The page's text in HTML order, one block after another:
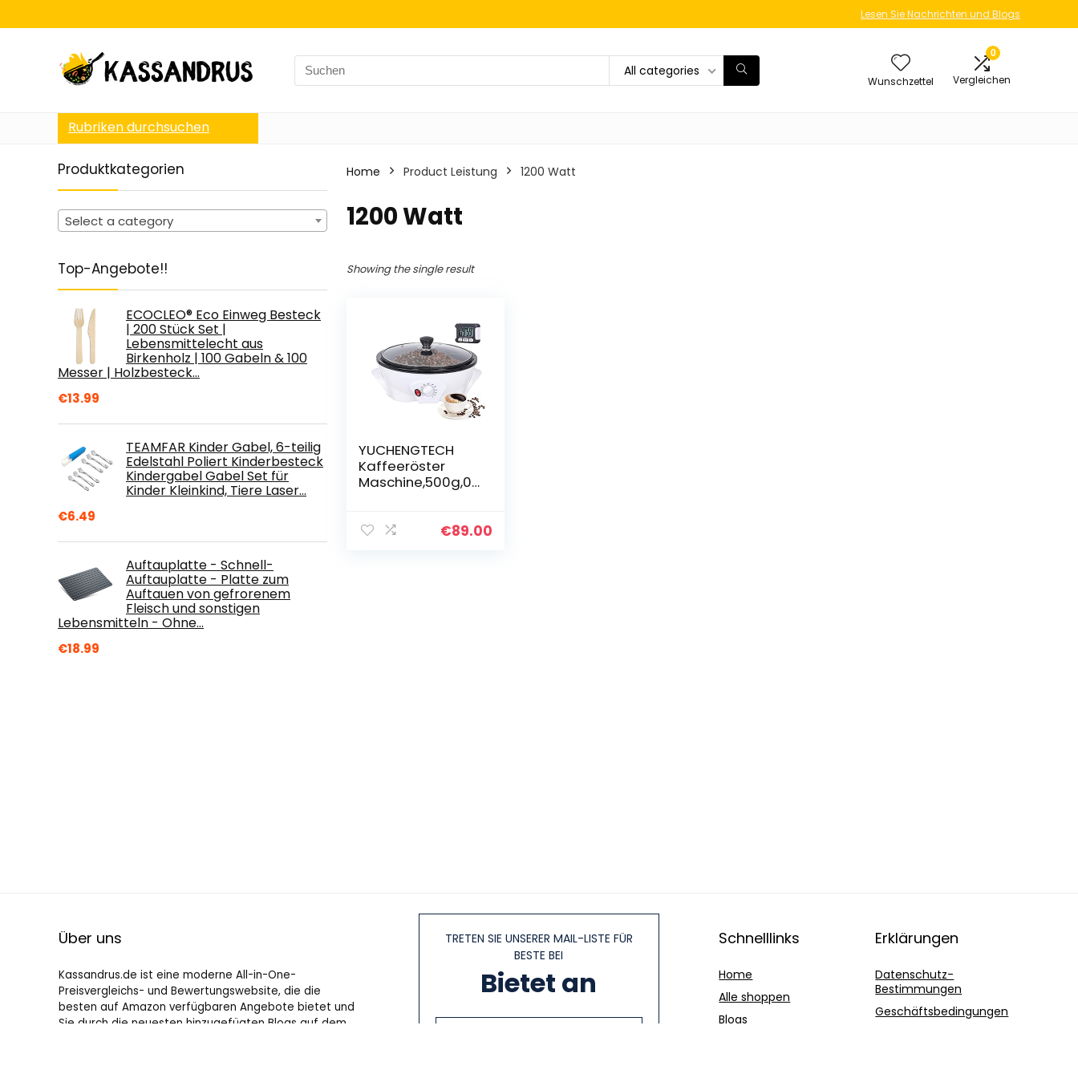
Lesen Sie Nachrichten und Blogs
Search
for:
All categories
Wunschzettel
0
Vergleichen
Rubriken durchsuchen
Produktkategorien
Select a category
Top-Angebote!!
ECOCLEO® Eco Einweg Besteck
| 200 Stück Set |
Lebensmittelecht aus
Birkenholz | 100 Gabeln & 100
Messer | Holzbesteck…
€13.99
TEAMFAR Kinder Gabel, 6-teilig
Edelstahl Poliert Kinderbesteck
Kindergabel Gabel Set für
Kinder Kleinkind, Tiere Laser…
€6.49
Auftauplatte - Schnell-
Auftauplatte - Platte zum
Auftauen von gefrorenem
Fleisch und sonstigen
Lebensmitteln - Ohne…
€18.99
Home Product Leistung ‎1200 Watt
‎1200 Watt
Showing the single result
YUCHENGTECH
Kaffeeröster
Maschine,500g,0-
€89.00
Über uns
Kassandrus.de ist eine moderne All-in-One-
Preisvergleichs- und Bewertungswebsite, die die
besten auf Amazon verfügbaren Angebote bietet und
Sie durch die neuesten hinzugefügten Blogs auf dem
TRETEN SIE UNSERER MAIL-LISTE FÜR
BESTE BEI
Bietet an
Schnelllinks
Home
Alle shoppen
Blogs
Erklärungen
Datenschutz-
Bestimmungen
Geschäftsbedingungen